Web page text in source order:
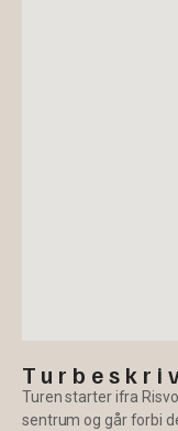
Turen starter ifra
sentrum og går forbi